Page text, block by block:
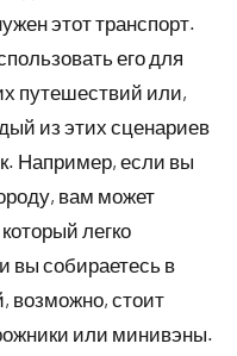
этот транспорт.
его для
путешествий или,
из этих сценариев
Например, если вы
вам может
легко
вы собираетесь в
возможно, стоит
или минивэны.